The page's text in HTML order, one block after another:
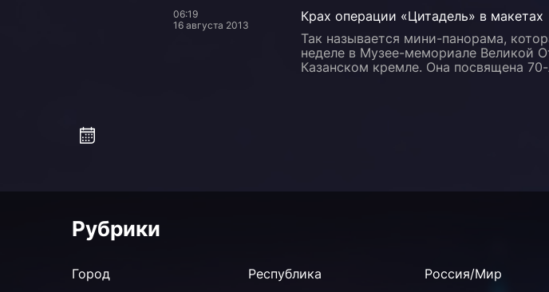
06:19
16 августа 2013
Крах операции «Цитадель» в макетах
Так называется мини-панорама,
неделе в Музее-мемориале Великой
Казанском кремле. Она посвящена
Рубрики
Город Республика Россия/Мир